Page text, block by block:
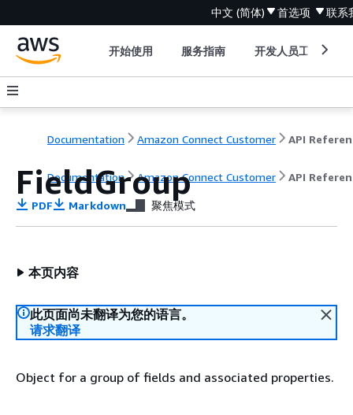
中文 (简体) 首选项 联系
开始使用 服务指南 开发人员工具
Documentation Amazon Connect Customer API
Documentation Amazon Connect Customer API
FieldGroup
PDF Markdown 聚焦模式
本页内容
此页面尚未翻译为您的语言。
请求翻译
Object for a group of fields and associated properties.